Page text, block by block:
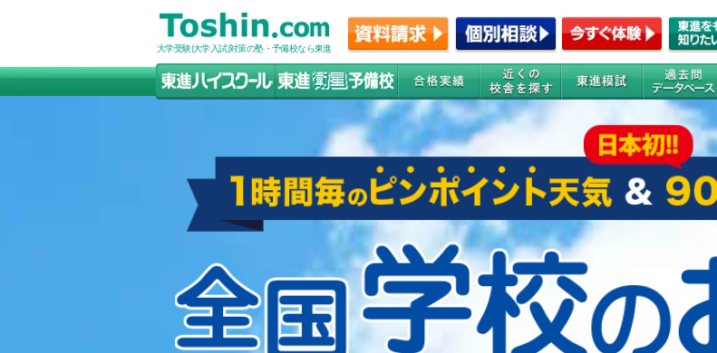
大学受験(大学入試)対策の塾・予備校なら東進